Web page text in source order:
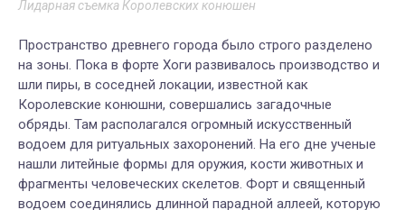
Лидарная съемка Королевских конюшен
Пространство древнего города было строго разделено
на зоны. Пока в форте Хоги развивалось производство и
шли пиры, в соседней локации, известной как
Королевские конюшни, совершались загадочные
обряды. Там располагался огромный искусственный
водоем для ритуальных захоронений. На его дне ученые
нашли литейные формы для оружия, кости животных и
фрагменты человеческих скелетов. Форт и священный
водоем соединялись длинной парадной аллеей, которую